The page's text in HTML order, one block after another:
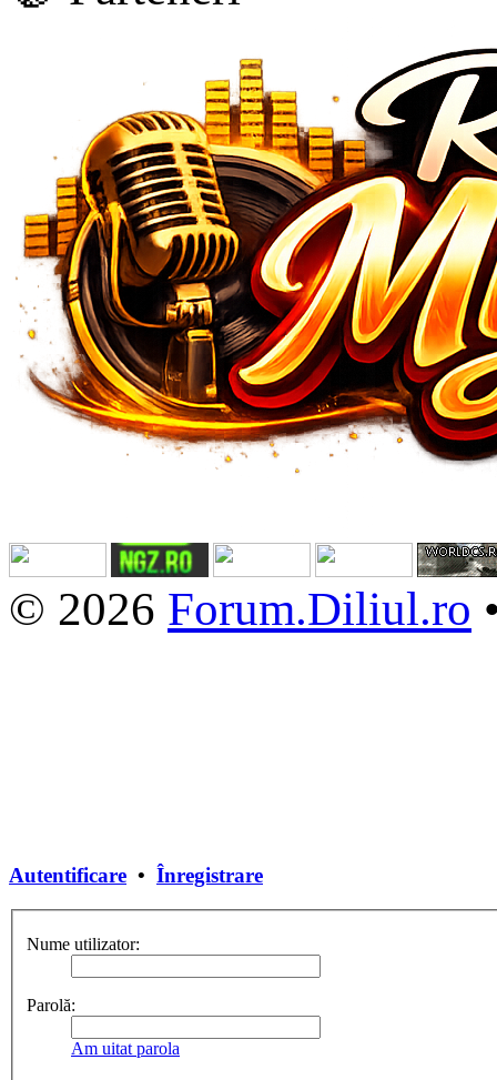
© 2026 Forum.Diliul.ro
Autentificare • Înregistrare
Nume utilizator:
Parolă:
Am uitat parola